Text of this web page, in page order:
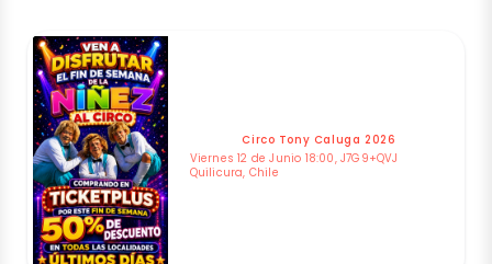
Circo Tony Caluga 2026
Viernes 12 de Junio 18:00, J7G9+QVJ
Quilicura, Chile